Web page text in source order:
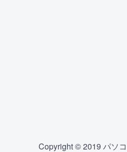
Copyright © 2019 パソ